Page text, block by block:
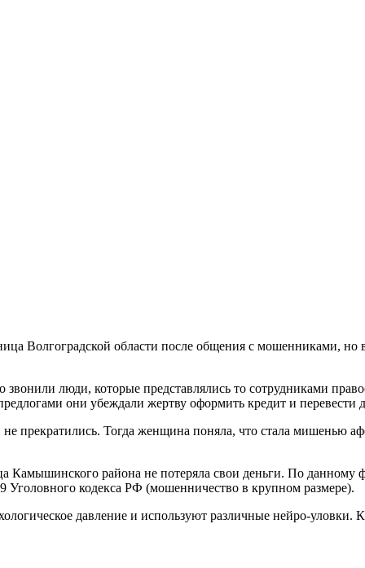
Волгоградской области после общения с мошенниками,
люди, которые представлялись то сотрудниками
они убеждали жертву оформить кредит и перевести
прекратились. Тогда женщина поняла, что стала мишенью
Камышинского района не потеряла свои деньги. По данному
Уголовного кодекса РФ (мошенничество в крупном размере).
давление и используют различные нейро-уловки.